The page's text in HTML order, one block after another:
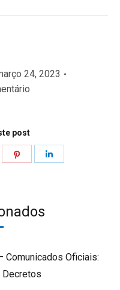
24, 2023
post
Oficiais:
Decretos